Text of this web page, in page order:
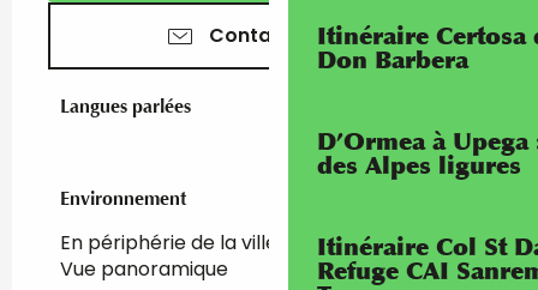
Itinéraire Certosa
Don Barbera
D’Ormea à
des Alpes ligures
Itinéraire Col St
Refuge CAI
Contactez-nous
Langues parlées
Langues parlées
Environnement
Environnement
En périphérie de la ville
Vue panoramique